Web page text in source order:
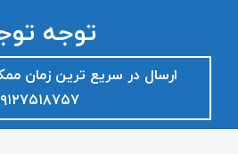
توجه
ارسال در سریع ترین زمان
۰۹۱۲۷۵۱۸۷۵۷